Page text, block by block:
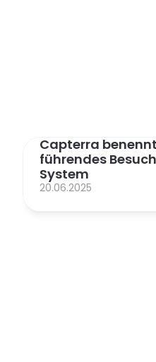
Capterra
führendes
System
20.06.2025